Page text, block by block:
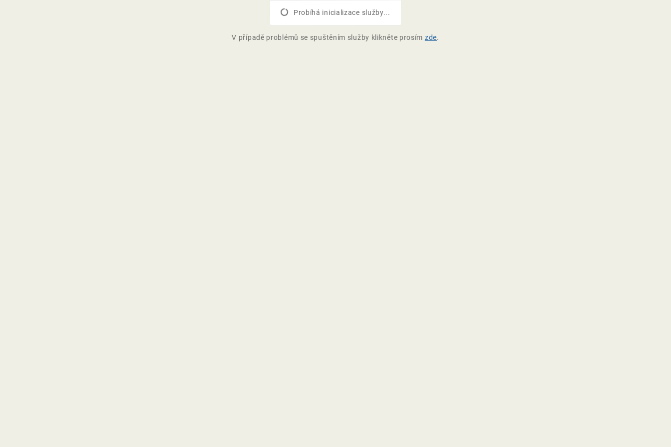
Probíhá inicializace služby...
V případě problémů se spuštěním služby klikněte prosím zde.